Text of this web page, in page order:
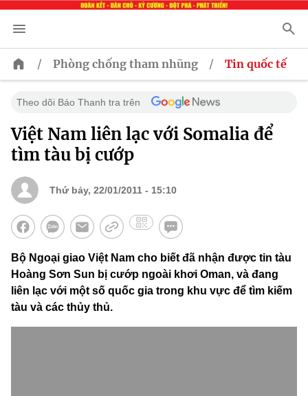
/ Phòng chống tham nhũng / Tin quốc tế
Theo dõi Báo Thanh tra trên
Việt Nam liên lạc với Somalia để
tìm tàu bị cướp
Thứ bảy, 22/01/2011 - 15:10
Bộ Ngoại giao Việt Nam cho biết đã nhận được tin tàu
Hoàng Sơn Sun bị cướp ngoài khơi Oman, và đang
liên lạc với một số quốc gia trong khu vực để tìm kiếm
tàu và các thủy thủ.